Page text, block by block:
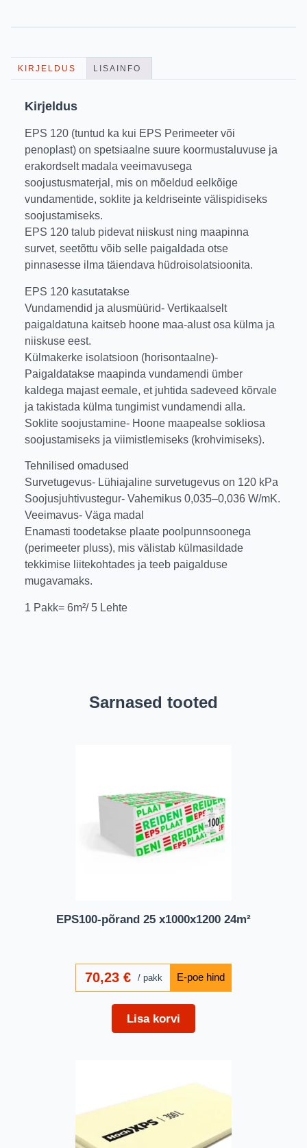
KIRJELDUS LISAINFO
Kirjeldus
EPS 120 (tuntud ka kui EPS Perimeeter või
penoplast) on spetsiaalne suure koormustaluvuse ja
erakordselt madala veeimavusega
soojustusmaterjal, mis on mõeldud eelkõige
vundamentide, soklite ja keldriseinte välispidiseks
soojustamiseks.
EPS 120 talub pidevat niiskust ning maapinna
survet, seetõttu võib selle paigaldada otse
pinnasesse ilma täiendava hüdroisolatsioonita.
EPS 120 kasutatakse
Vundamendid ja alusmüürid- Vertikaalselt
paigaldatuna kaitseb hoone maa-alust osa külma ja
niiskuse eest.
Külmakerke isolatsioon (horisontaalne)-
Paigaldatakse maapinda vundamendi ümber
kaldega majast eemale, et juhtida sadeveed kõrvale
ja takistada külma tungimist vundamendi alla.
Soklite soojustamine- Hoone maapealse sokliosa
soojustamiseks ja viimistlemiseks (krohvimiseks).
Tehnilised omadused
Survetugevus- Lühiajaline survetugevus on 120 kPa
Soojusjuhtivustegur- Vahemikus 0,035–0,036 W/mK.
Veeimavus- Väga madal
Enamasti toodetakse plaate poolpunnsoonega
(perimeeter pluss), mis välistab külmasildade
tekkimise liitekohtades ja teeb paigalduse
mugavamaks.
1 Pakk= 6m²/ 5 Lehte
Sarnased tooted
EPS100-põrand 25 x1000x1200 24m²
70,23€ pakk
Lisa korvi